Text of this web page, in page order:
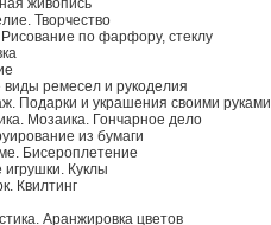
живопись
Творчество
Рисование по фарфору, стеклу
виды ремесел и рукоделия
Подарки и украшения своими руками
Мозаика. Гончарное дело
из бумаги
Бисероплетение
игрушки. Куклы
Квилтинг
Аранжировка цветов